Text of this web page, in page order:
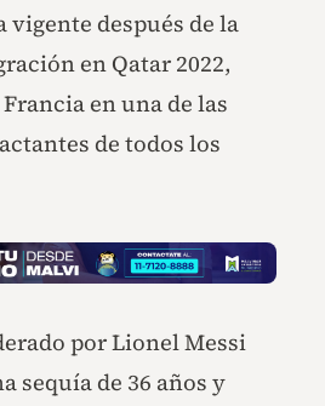
vigente después de la
en Qatar 2022,
en una de las
de todos los
por Lionel Messi
sequía de 36 años y